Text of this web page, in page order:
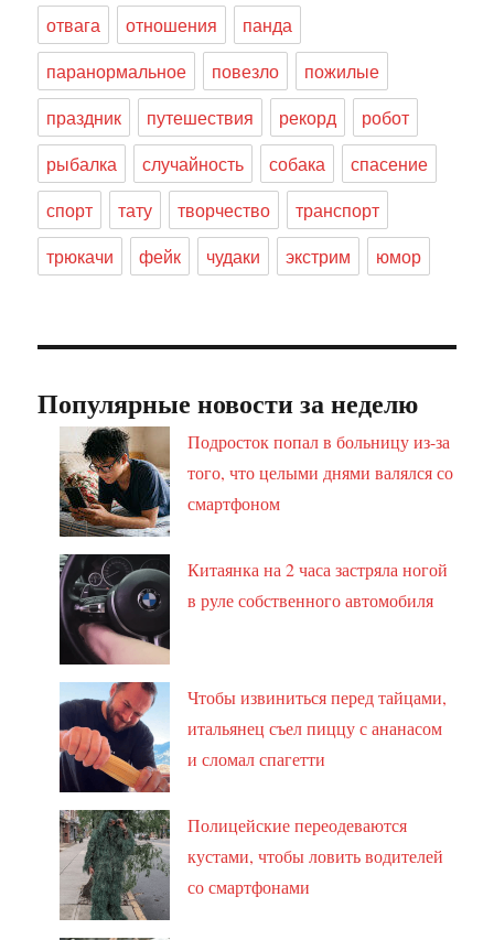
отвага
отношения
панда
паранормальное
повезло
пожилые
праздник
путешествия рекорд
робот
рыбалка
случайность собака
спасение
спорт
тату творчество
транспорт
трюкачи
фейк чудаки экстрим юмор
Популярные новости за неделю
Подросток попал в больницу из-за
того, что целыми днями валялся со
смартфоном
Китаянка на 2 часа застряла ногой
в руле собственного автомобиля
Чтобы извиниться перед тайцами,
итальянец съел пиццу с ананасом
и сломал спагетти
Полицейские переодеваются
кустами, чтобы ловить водителей
со смартфонами